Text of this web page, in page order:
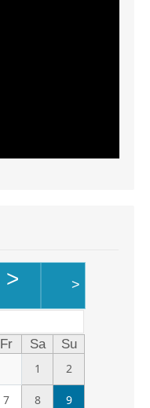
> >
Fr Sa
Su
1
2
7 8 9